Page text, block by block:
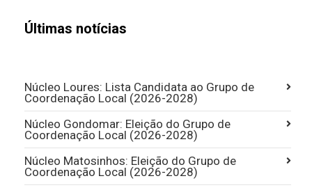
Últimas notícias
Núcleo Loures: Lista Candidata ao Grupo de
Coordenação Local (2026-2028)
Núcleo Gondomar: Eleição do Grupo de
Coordenação Local (2026-2028)
Núcleo Matosinhos: Eleição do Grupo de
Coordenação Local (2026-2028)